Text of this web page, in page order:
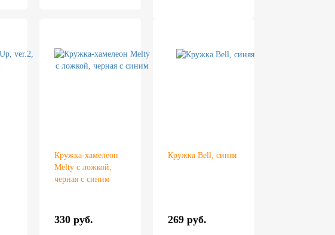
Кружка-хамелеон
Melty с ложкой,
черная с синим
330 руб.
Кружка Bell, синяя
269 руб.